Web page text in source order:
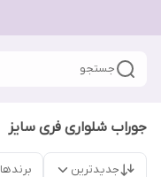
جستجو
جوراب شلواری فری سایز
جدیدترین برندها